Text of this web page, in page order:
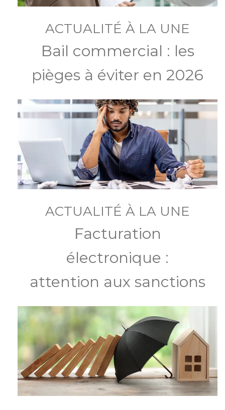
ACTUALITÉ À LA UNE
Bail commercial : les
pièges à éviter en 2026
ACTUALITÉ À LA UNE
Facturation
électronique :
attention aux sanctions